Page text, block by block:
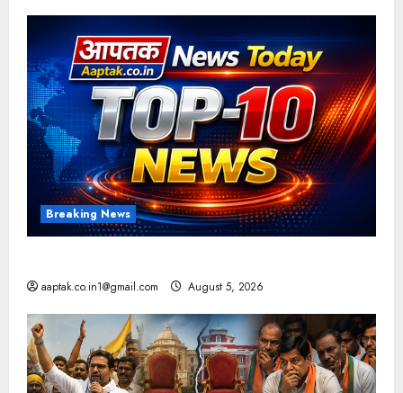
Breaking News
aaptak.co.in1@gmail.com August 5, 2026